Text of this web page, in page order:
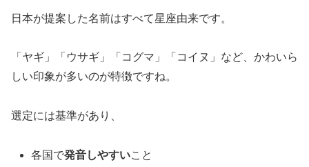
日本が提案した名前はすべて星座由来です。
「ヤギ」「ウサギ」「コグマ」「コイヌ」など、かわいら
しい印象が多いのが特徴ですね。
選定には基準があり、
各国で発音しやすいこと